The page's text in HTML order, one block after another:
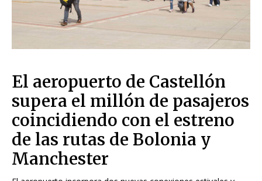
El aeropuerto de Castellón
supera el millón de pasajeros
coincidiendo con el estreno
de las rutas de Bolonia y
Manchester